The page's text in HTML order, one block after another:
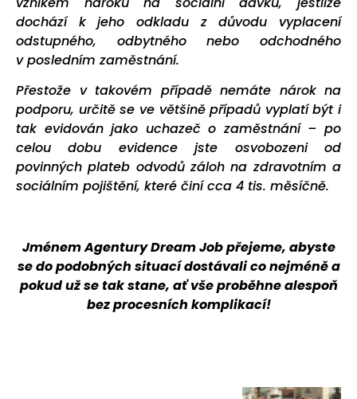
dochází k jeho odkladu z důvodu vyplacení
odstupného, odbytného nebo odchodného
v posledním zaměstnání.
Přestože v takovém případě nemáte nárok na
podporu, určitě se ve většině případů vyplatí být i
tak evidován jako uchazeč o zaměstnání – po
celou dobu evidence jste osvobozeni od
povinných plateb odvodů záloh na zdravotním a
sociálním pojištění, které činí cca 4 tis. měsíčně.
Jménem Agentury Dream Job přejeme, abyste
se do podobných situací dostávali co nejméně a
pokud už se tak stane, ať vše proběhne alespoň
bez procesních komplikací!